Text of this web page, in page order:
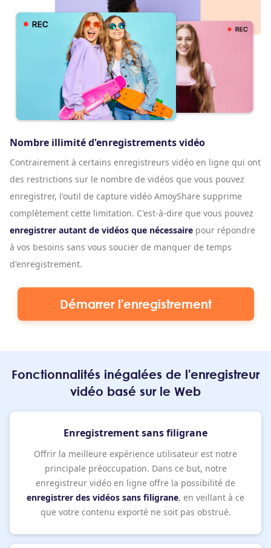
Nombre illimité d'enregistrements vidéo
Contrairement à certains enregistreurs vidéo en ligne qui ont
des restrictions sur le nombre de vidéos que vous pouvez
enregistrer, l'outil de capture vidéo AmoyShare supprime
complètement cette limitation. C'est-à-dire que vous pouvez
enregistrer autant de vidéos que nécessaire pour répondre
à vos besoins sans vous soucier de manquer de temps
d'enregistrement.
Démarrer l'enregistrement
Fonctionnalités inégalées de l'enregistreur
vidéo basé sur le Web
Enregistrement sans filigrane
Offrir la meilleure expérience utilisateur est notre
principale préoccupation. Dans ce but, notre
enregistreur vidéo en ligne offre la possibilité de
enregistrer des vidéos sans filigrane, en veillant à ce
que votre contenu exporté ne soit pas obstrué.